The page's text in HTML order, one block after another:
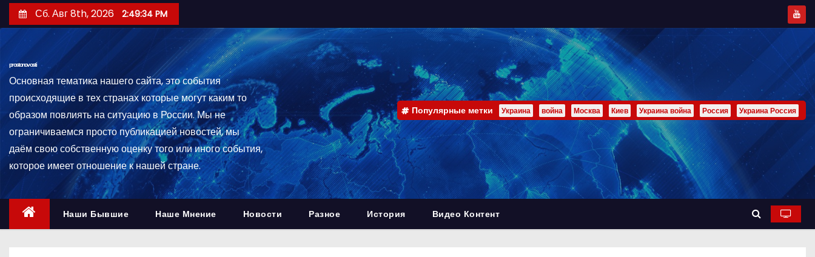
е
й
ж
Сб. Авг 8th, 2026 2:49:35 PM
prostonovosti
Основная тематика нашего сайта, это события
происходящие в тех странах которые могут каким то
образом повлиять на ситуацию в России. Мы не
ограничиваемся просто публикацией новостей, мы
даём свою собственную оценку того или иного события,
которое имеет отношение к нашей стране.
Популярные метки Украина война Москва Киев Украина война Россия Украина Россия
Наши Бывшие Наше Мнение Новости Разное История Видео Контент